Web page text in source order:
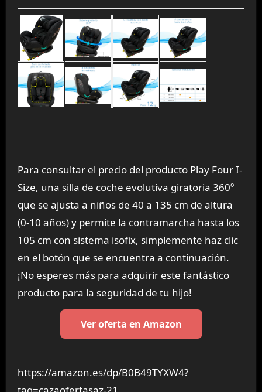
Para consultar el precio del producto Play Four I-
Size, una silla de coche evolutiva giratoria 360º
que se ajusta a niños de 40 a 135 cm de altura
(0-10 años) y permite la contramarcha hasta los
105 cm con sistema isofix, simplemente haz clic
en el botón que se encuentra a continuación.
¡No esperes más para adquirir este fantástico
producto para la seguridad de tu hijo!
Ver oferta en Amazon
https://amazon.es/dp/B0B49TYXW4?